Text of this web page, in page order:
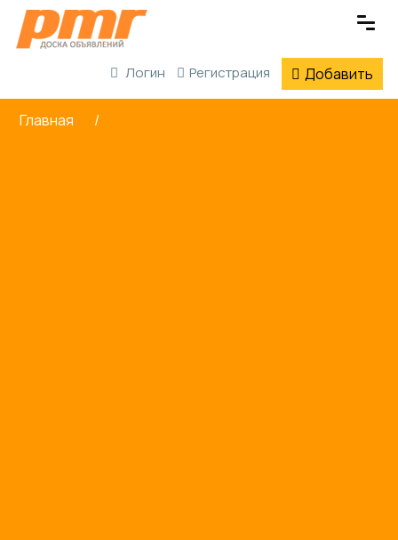
Логин Регистрация Добавить
Главная